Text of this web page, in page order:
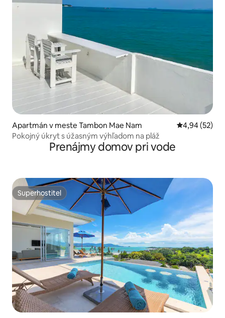
Apartmán v meste Tambon Mae Nam Priemerné
4,94 (52)
Pokojný úkryt s úžasným výhľadom na pláž
Prenájmy domov pri vode
Superhostiteľ
Superhostiteľ